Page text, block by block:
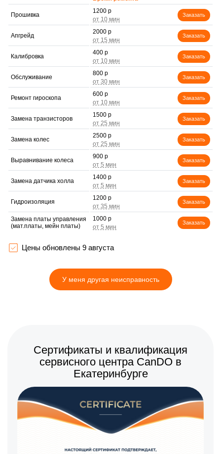
Прошивка
1200 р
Заказать
Апгрейд
2000 р
Заказать
Калибровка
400 р
Заказать
Обслуживание
800 р
Заказать
Ремонт гироскопа
600 р
Заказать
Замена транзисторов
1500 р
Заказать
Замена колес
2500 р
Заказать
Выравнивание колеса
900 р
Заказать
Замена датчика холла
1400 р
Заказать
Гидроизоляция
1200 р
Заказать
Замена платы управления
(мат.платы, мейн платы)
1000 р
Заказать
Замена камеры
Замена корпуса
800 р
Цены обновлены 9 августа
У меня другая неисправность
Сертификаты и квалификация
сервисного центра CanDO в
Екатеринбурге